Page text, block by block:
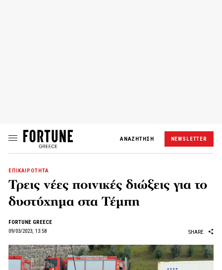
ΑΝΑΖΗΤΗΣΗ NEWSLETTER
ΕΠΙΚΑΙΡΟΤΗΤΑ
Τρεις νέες ποινικές διώξεις για το
δυστύχημα στα Τέμπη
FORTUNE GREECE
09/03/2023, 13:58
SHARE